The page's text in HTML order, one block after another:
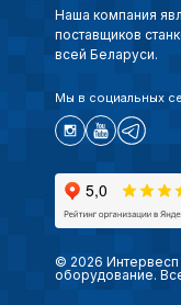
Наша компания
поставщиков
всей Беларуси.
Мы в социальных
© 2026
оборудование.